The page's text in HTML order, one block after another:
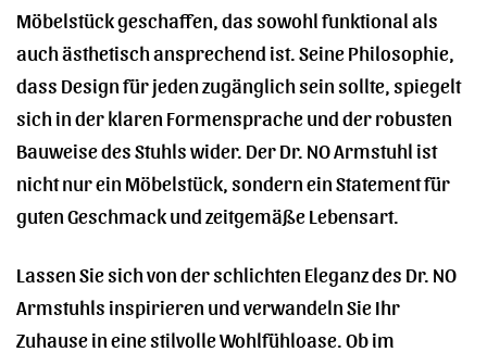
Möbelstück geschaffen, das sowohl funktional als
auch ästhetisch ansprechend ist. Seine Philosophie,
dass Design für jeden zugänglich sein sollte, spiegelt
sich in der klaren Formensprache und der robusten
Bauweise des Stuhls wider. Der Dr. NO Armstuhl ist
nicht nur ein Möbelstück, sondern ein Statement für
guten Geschmack und zeitgemäße Lebensart.
Lassen Sie sich von der schlichten Eleganz des Dr. NO
Armstuhls inspirieren und verwandeln Sie Ihr
Zuhause in eine stilvolle Wohlfühloase. Ob im